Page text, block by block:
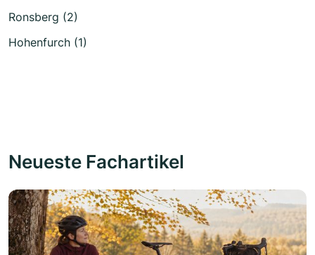
Ronsberg (2)
Hohenfurch (1)
Neueste Fachartikel